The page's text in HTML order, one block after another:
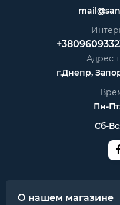
Адрес
г.Днепр,
Пн-
Сб-
О нашем магазине